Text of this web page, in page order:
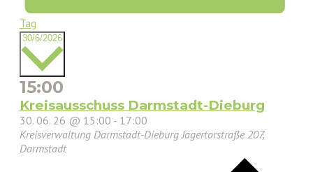
Tag
30/6/2026 Datum
15:00
Kreisausschuss Darmstadt-Dieburg
30. 06. 26 @ 15:00 - 17:00
Kreisverwaltung Darmstadt-Dieburg Jägertorstraße 207,
Darmstadt